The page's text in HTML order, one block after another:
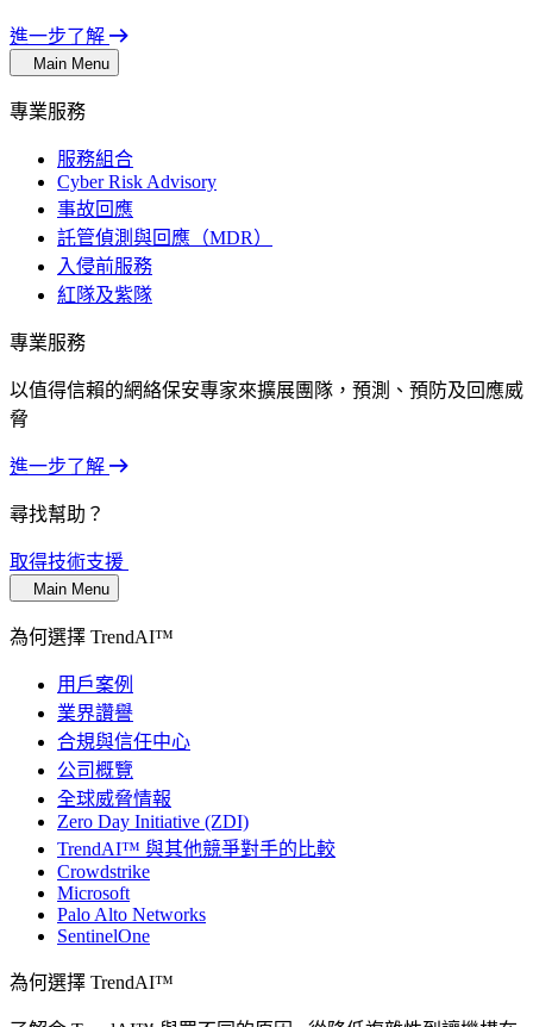
進一步了解
Main Menu
專業服務
服務組合
Cyber Risk Advisory
事故回應
託管偵測與回應（MDR）
入侵前服務
紅隊及紫隊
專業服務
以值得信賴的網絡保安專家來擴展團隊，預測、預防及回應威
脅
進一步了解
尋找幫助？
取得技術支援
Main Menu
為何選擇 TrendAI™
用戶案例
業界讚譽
合規與信任中心
公司概覽
全球威脅情報
Zero Day Initiative (ZDI)
TrendAI™ 與其他競爭對手的比較
Crowdstrike
Microsoft
Palo Alto Networks
SentinelOne
為何選擇 TrendAI™